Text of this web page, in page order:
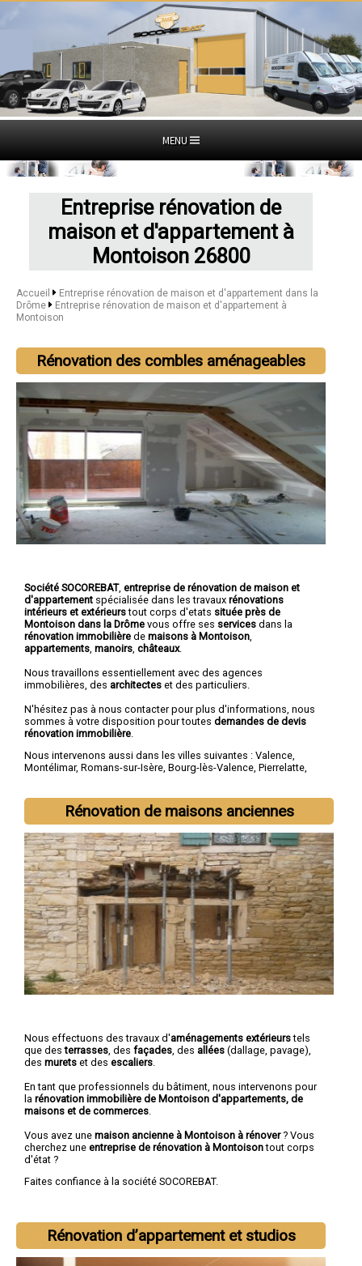
MENU
Entreprise rénovation de
maison et d'appartement à
Montoison 26800
Accueil
Entreprise rénovation de maison et d'appartement dans la
Drôme
Entreprise rénovation de maison et d'appartement à
Montoison
Rénovation des combles aménageables
Société SOCOREBAT, entreprise de rénovation de maison et
d'appartement spécialisée dans les travaux rénovations
intérieurs et extérieurstout corps d'etats située près de
Montoison dans la Drôme vous offre ses services dans la
rénovation immobilière de maisons à Montoison
appartements manoirs châteaux.
Nous travaillons essentiellement avec des agences
immobilières, des architectes et des particuliers.
N'hésitez pas à nous contacter pour plus d'informations, nous
sommes à votre disposition pour toutes demandes de devis
rénovation immobilière
Nous intervenons aussi dans les villes suivantes : Valence,
Montélimar, Romans-sur-Isère, Bourg-lès-Valence, Pierrelatte,
Rénovation de maisons anciennes
Nous effectuons des travaux d'aménagements extérieurstels
que desterrasses , des façades , des allées (dallage, pavage),
des murets et des escaliers
En tant que professionnels du bâtiment, nous intervenons pour
la rénovation immobilière de Montoison d'appartements, de
maisons et de commerces
Vous avez une maison ancienne à Montoison à rénover? Vous
cherchez une entreprise de rénovation à Montoisontout corps
d'état ?
Faites confiance à la société SOCOREBAT.
Rénovation d’appartement et studios